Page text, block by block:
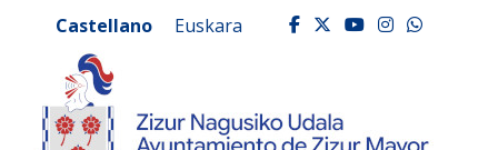
Ayuntamiento de
Castellano Euskara facebook
twitter
youtube